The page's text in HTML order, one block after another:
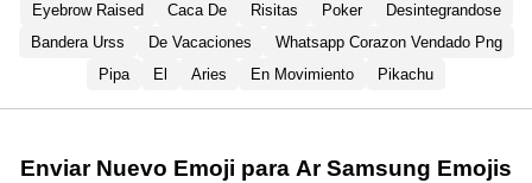
Eyebrow Raised
Caca De Risitas Poker
Desintegrandose
Bandera Urss
De Vacaciones
Whatsapp Corazon Vendado Png
Pipa
El Aries En Movimiento Pikachu
Enviar Nuevo Emoji para Ar Samsung Emojis